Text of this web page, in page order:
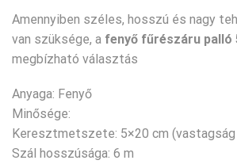
Amennyiben széles, hosszú és nagy
van szüksége, a fenyő fűrészáru palló
megbízható választás
Anyaga: Fenyő
Minősége:
Keresztmetszete: 5×20 cm
Szál hosszúsága: 6 m